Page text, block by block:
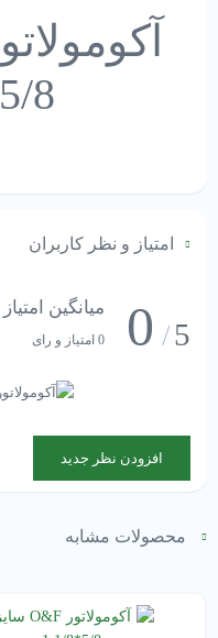
5/8*1.3/8
امتیاز و نظر کاربران
5
/
0 میانگین امتیاز
0 امتیاز و رای
افزودن نظر جدید
محصولات مشابه